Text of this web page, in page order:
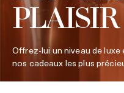
PLAISIR
Offrez-lui un niveau de
nos cadeaux les plus